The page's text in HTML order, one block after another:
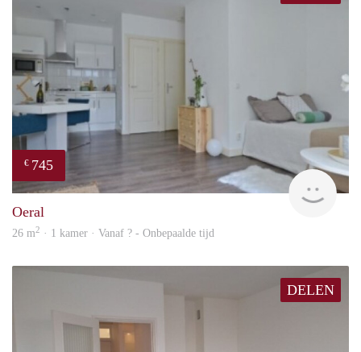
€ 745
rent
Oeral
26 m2 · 1 kamer · Vanaf ? - Onbepaalde tijd
DELEN